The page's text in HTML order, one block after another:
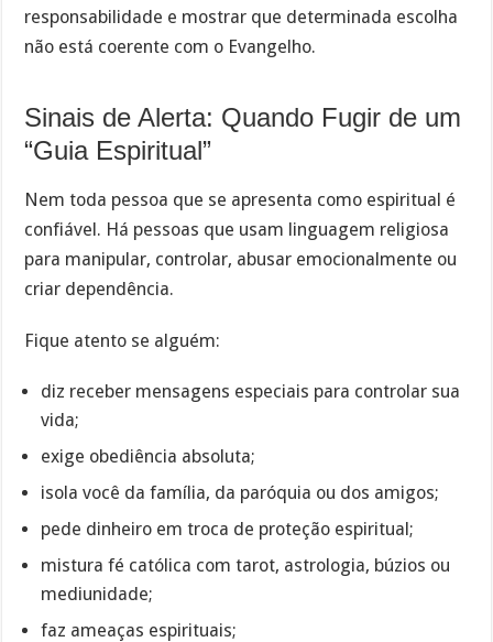
responsabilidade e mostrar que determinada escolha
não está coerente com o Evangelho.
Sinais de Alerta: Quando Fugir de um
“Guia Espiritual”
Nem toda pessoa que se apresenta como espiritual é
confiável. Há pessoas que usam linguagem religiosa
para manipular, controlar, abusar emocionalmente ou
criar dependência.
Fique atento se alguém:
diz receber mensagens especiais para controlar sua
vida;
exige obediência absoluta;
isola você da família, da paróquia ou dos amigos;
pede dinheiro em troca de proteção espiritual;
mistura fé católica com tarot, astrologia, búzios ou
mediunidade;
faz ameaças espirituais;